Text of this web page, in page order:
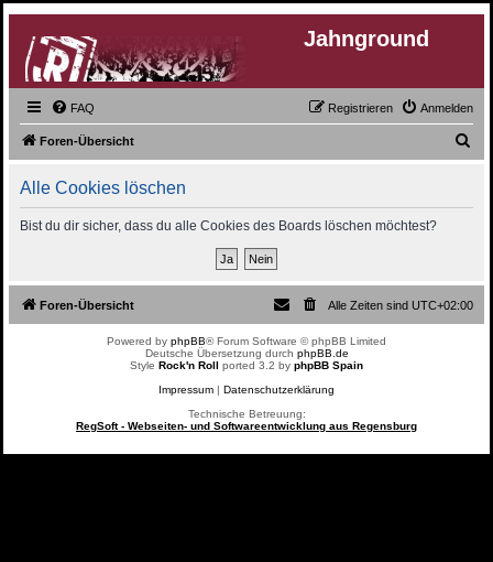
Jahnground
FAQ Anmelden
Registrieren
Foren-Übersicht
Alle Cookies löschen
Bist du dir sicher, dass du alle Cookies des Boards löschen möchtest?
Foren-Übersicht Alle Zeiten sind UTC+02:00
Powered by phpBB® Forum Software © phpBB Limited
Deutsche Übersetzung durch phpBB.de
Style Rock'n Roll ported 3.2 by phpBB Spain
Impressum | Datenschutzerklärung
Technische Betreuung:
RegSoft - Webseiten- und Softwareentwicklung aus Regensburg